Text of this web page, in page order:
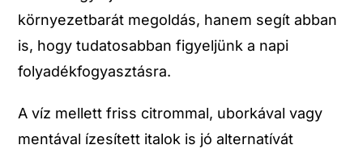
környezetbarát megoldás, hanem segít abban
is, hogy tudatosabban figyeljünk a napi
folyadékfogyasztásra.
A víz mellett friss citrommal, uborkával vagy
mentával ízesített italok is jó alternatívát